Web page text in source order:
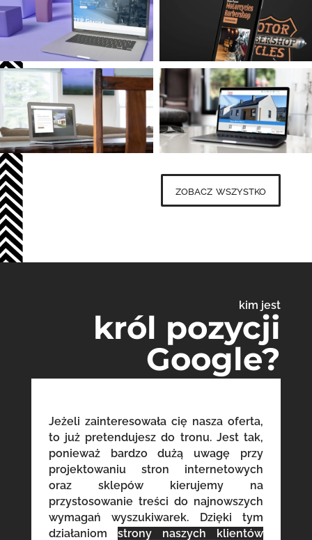
zobacz wszystko
kim jest
król pozycji
Google?
Jeżeli zainteresowała cię nasza oferta,
to już pretendujesz do tronu. Jest tak,
ponieważ bardzo dużą uwagę przy
projektowaniu stron internetowych
oraz sklepów kierujemy na
przystosowanie treści do najnowszych
wymagań wyszukiwarek. Dzięki tym
działaniom strony naszych klientów